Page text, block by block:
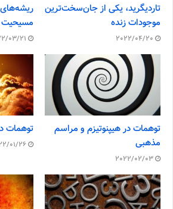
تاردیگرید، یکی از جان‌سخت‌ترین
موجودات زنده
2022/04/20
مسیحیت
03/21
توهمات در هیپنوتیزم و مراسم
مذهبی
2022/02/03
توهمات
01/26